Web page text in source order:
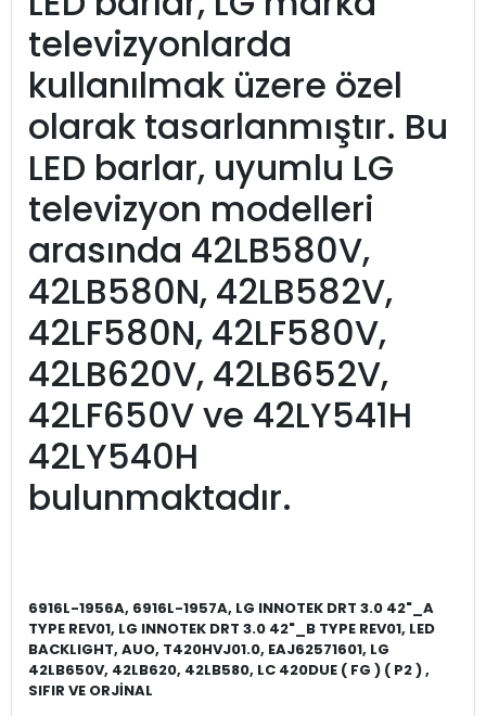
televizyonlarda
kullanılmak üzere özel
olarak tasarlanmıştır. Bu
LED barlar, uyumlu LG
televizyon modelleri
arasında 42LB580V,
42LB580N, 42LB582V,
42LF580N, 42LF580V,
42LB620V, 42LB652V,
42LF650V ve 42LY541H
42LY540H
bulunmaktadır.
6916L-1956A, 6916L-1957A, LG INNOTEK DRT 3.0 42"_A
TYPE REV01, LG INNOTEK DRT 3.0 42"_B TYPE REV01, LED
BACKLIGHT, AUO, T420HVJ01.0, EAJ62571601, LG
42LB650V, 42LB620, 42LB580, LC 420DUE ( FG ) ( P2 ) ,
SIFIR VE ORJİNAL